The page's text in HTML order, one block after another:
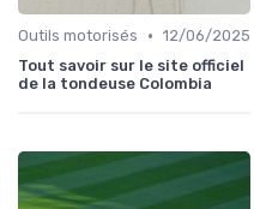
Outils motorisés • 12/06/2025
Tout savoir sur le site officiel
de la tondeuse Colombia